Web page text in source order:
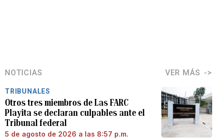
NOTICIAS VER MÁS
TRIBUNALES
Otros tres miembros de Las FARC
Playita se declaran culpables ante el
Tribunal federal
5 de agosto de 2026 a las 8:57 p.m.